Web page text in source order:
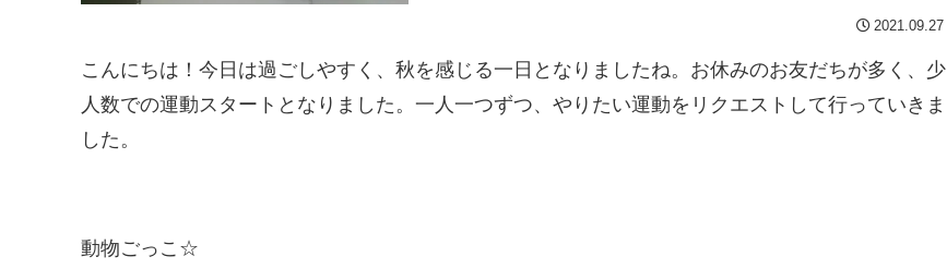
2021.09.27
こんにちは！今日は過ごしやすく、秋を感じる一日となりましたね。お休みのお友だちが多く、少
人数での運動スタートとなりました。一人一つずつ、やりたい運動をリクエストして行っていきま
した。
動物ごっこ☆